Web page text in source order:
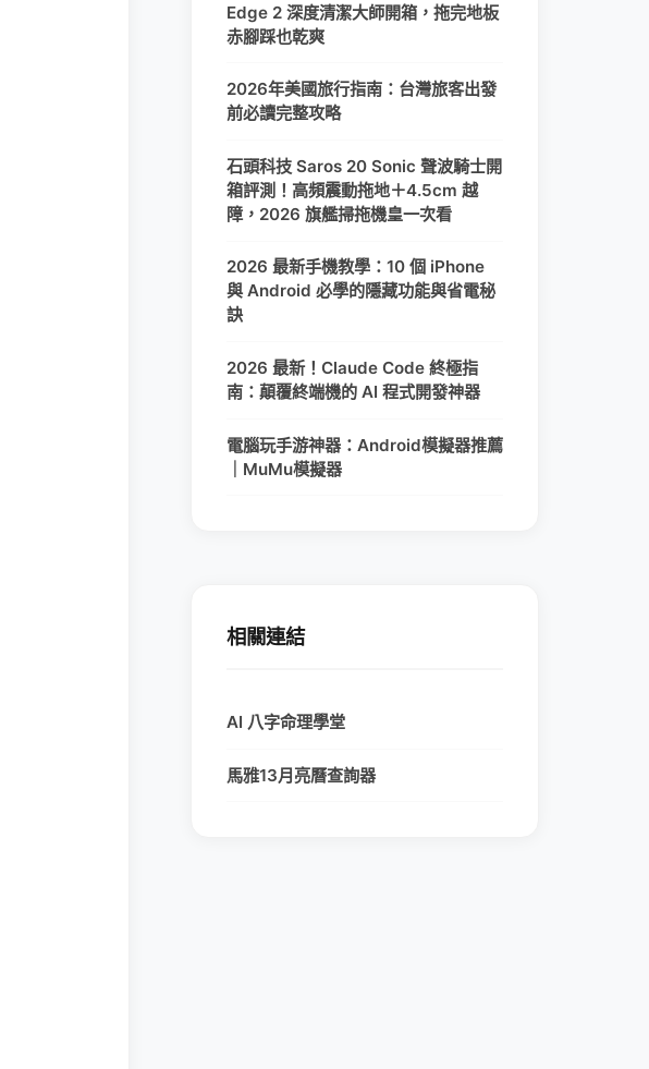
Edge 2 深度清潔大師開箱，拖完地板
赤腳踩也乾爽
2026年美國旅行指南：台灣旅客出發
前必讀完整攻略
石頭科技 Saros 20 Sonic 聲波騎士開
箱評測！高頻震動拖地＋4.5cm 越
障，2026 旗艦掃拖機皇一次看
2026 最新手機教學：10 個 iPhone
與 Android 必學的隱藏功能與省電秘
訣
2026 最新！Claude Code 終極指
南：顛覆終端機的 AI 程式開發神器
電腦玩手游神器：Android模擬器推薦
｜MuMu模擬器
相關連結
AI 八字命理學堂
馬雅13月亮曆查詢器